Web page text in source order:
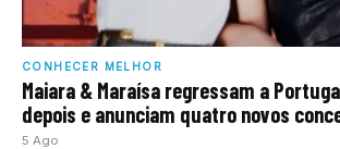
CONHECER MELHOR
Maiara & Maraísa regressam a
depois e anunciam quatro novos
5 Ago